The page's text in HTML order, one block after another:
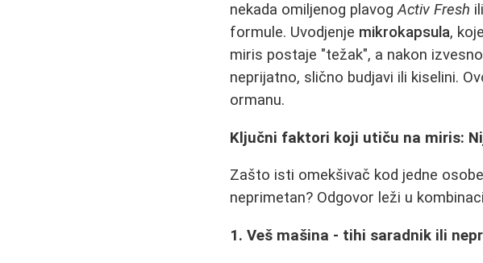
nekada omiljenog plavogActiv Fresh
formule. Uvodjenje mikrokapsula,
miris postaje "težak", a nakon
neprijatno, slično budjavi ili kiselini.
ormanu.
Ključni faktori koji utiču na miris:
Zašto isti omekšivač kod jedne
neprimetan? Odgovor leži u
1. Veš mašina - tihi saradnik ili